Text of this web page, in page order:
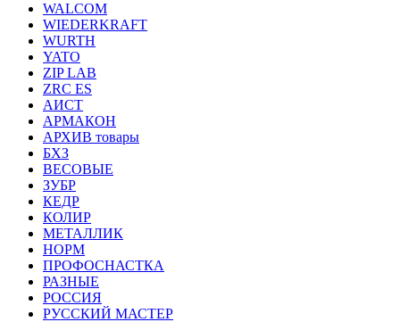
WALCOM
WIEDERKRAFT
WURTH
YATO
ZIP LAB
ZRC ES
АИСТ
АРМАКОН
АРХИВ товары
БХЗ
ВЕСОВЫЕ
ЗУБР
КЕДР
КОЛИР
МЕТАЛЛИК
НОРМ
ПРОФОСНАСТКА
РАЗНЫЕ
РОССИЯ
РУССКИЙ МАСТЕР